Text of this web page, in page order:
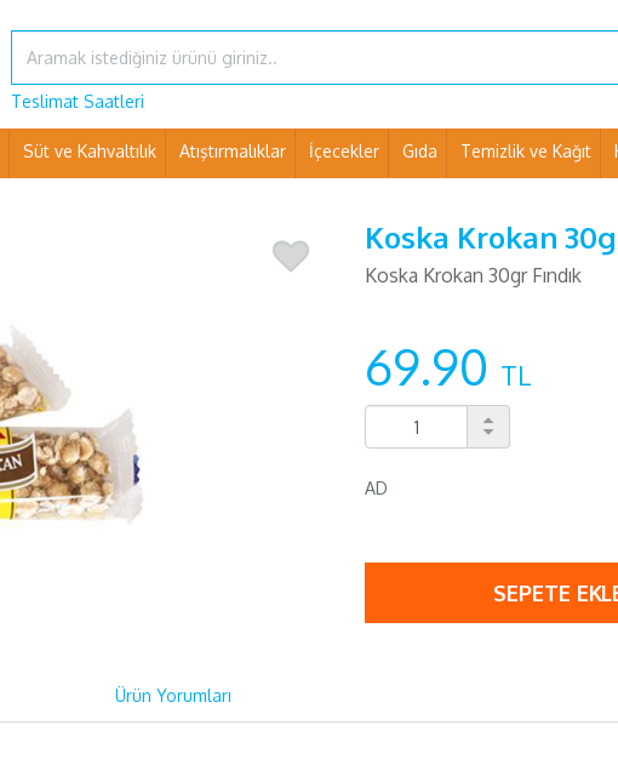
Teslimat Saatleri
Süt ve Kahvaltılık Atıştırmalıklar İçecekler Gıda Temizlik ve Kağıt
Koska Krokan
Koska Krokan 30gr Fındık
69.90 TL
AD
SEPETE
Ürün Yorumları